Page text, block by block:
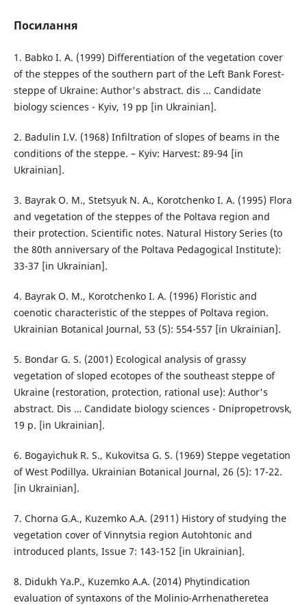
Посилання
1. Babko I. A. (1999) Differentiation of the vegetation cover
of the steppes of the southern part of the Left Bank Forest-
steppe of Ukraine: Author's abstract. dis ... Candidate
biology sciences - Kyiv, 19 pp [in Ukrainian].
2. Badulin I.V. (1968) Infiltration of slopes of beams in the
conditions of the steppe. – Kyiv: Harvest: 89-94 [in
Ukrainian].
3. Bayrak O. M., Stetsyuk N. A., Korotchenko I. A. (1995) Flora
and vegetation of the steppes of the Poltava region and
their protection. Scientific notes. Natural History Series (to
the 80th anniversary of the Poltava Pedagogical Institute):
33-37 [in Ukrainian].
4. Bayrak O. M., Korotchenko I. A. (1996) Floristic and
coenotic characteristic of the steppes of Poltava region.
Ukrainian Botanical Journal, 53 (5): 554-557 [in Ukrainian].
5. Bondar G. S. (2001) Ecological analysis of grassy
vegetation of sloped ecotopes of the southeast steppe of
Ukraine (restoration, protection, rational use): Author's
abstract. Dis … Candidate biology sciences - Dnipropetrovsk,
19 р. [in Ukrainian].
6. Bogayіchuk R. S., Kukovitsa G. S. (1969) Steppe vegetation
of West Podillya. Ukrainian Botanical Journal, 26 (5): 17-22.
[in Ukrainian].
7. Chorna G.A., Kuzemko A.A. (2911) History of studying the
vegetation cover of Vinnytsia region Autohtonic and
introduced plants, Issue 7: 143-152 [in Ukrainian].
8. Didukh Ya.P., Kuzemko A.A. (2014) Phytindication
evaluation of syntaxons of the Molinio-Arrhenatheretea